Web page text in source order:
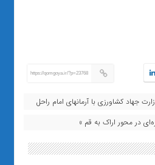
https://qomgoya.ir/?p=23768
جهاد کشاورزی با آرمانهای امام راحل
در محور اراک به قم »